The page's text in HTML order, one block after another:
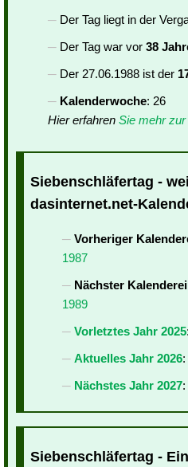
Der Tag liegt in der
Der Tag war vor 38
Der 27.06.1988 ist der
Kalenderwoche: 26
Hier erfahren Sie mehr
Siebenschläfertag -
dasinternet.net-
Vorheriger
1987
Nächster
1989
Vorletztes Jahr 2025:
Aktuelles Jahr 2026:
Nächstes Jahr 2027:
Siebenschläfertag -